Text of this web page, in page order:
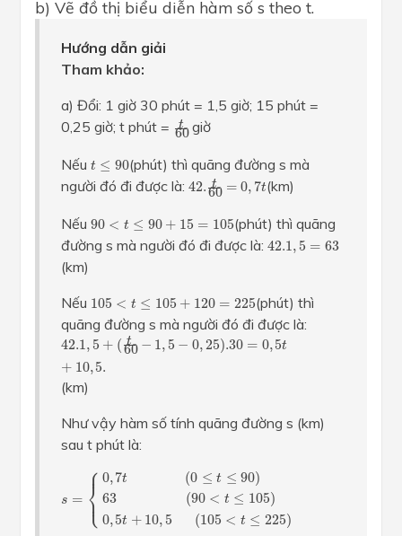
b) Vẽ đồ thị biểu diễn hàm số s theo t.
Hướng dẫn giải
Tham khảo:
a) Đổi: 1 giờ 30 phút = 1,5 giờ; 15 phút =
0,25 giờ; t phút =
t
60
60giờ
Nếu t ≤ 90
t ≤90 (phút) thì quãng đường s mà
người đó đi được là: 42. t
60 = 0, 7t
42. t60 0 7t(km)
Nếu 90 < t ≤ 90 + 15 = 105
90 <t ≤ 90+15 = 105
(phút) thì quãng
đường s mà người đó đi được là: 42.1, 5 = 63
42.1 5
63
(km)
Nếu 105 < t ≤ 105 + 120 = 225
105 < t≤ 105+ 120=225
(phút) thì
quãng đường s mà người đó đi được là:
42.1 , 5 + ( t
60 − 1 , 5 − 0, 25).30 = 0, 5t
+ 10,5.
42.1 5 + t 60− 1, − 25).30=0 t+10
(km)
Như vậy hàm số tính quãng đường s (km)
sau t phút là:
s = ⎧
⎪
⎨
⎪
⎩
0,7t (0 ≤ t ≤ 90)
63
(90 < t ≤ 105)
0,5t + 10, 5 (105 < t ≤ 225)
,7t( 0≤ (90< t 105)